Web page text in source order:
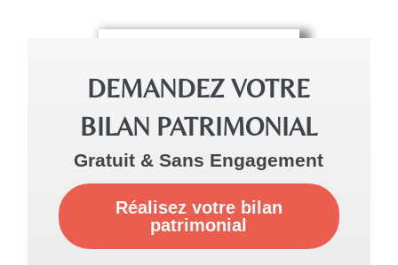
DEMANDEZ VOTRE
BILAN PATRIMONIAL
Gratuit & Sans Engagement
Réalisez votre bilan
patrimonial